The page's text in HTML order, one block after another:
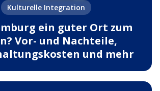
Kulturelle Integration
ein guter Ort zum
Vor- und Nachteile,
und mehr